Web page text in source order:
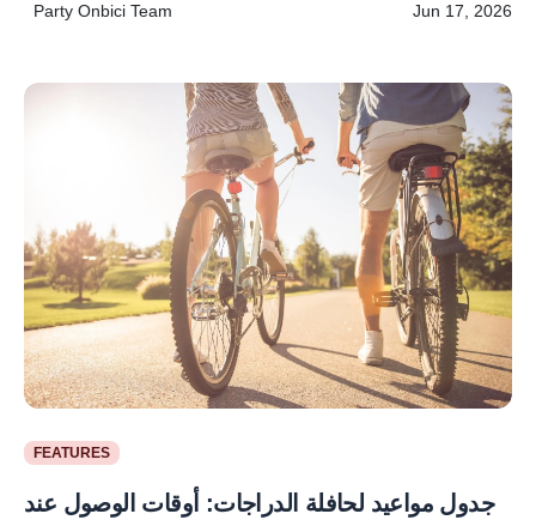
Party Onbici Team Jun 17, 2026
FEATURES
جدول مواعيد لحافلة الدراجات: أوقات الوصول عند